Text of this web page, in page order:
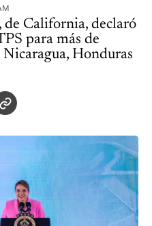
de California, declaró
para más de
Honduras